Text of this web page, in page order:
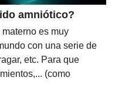
amniótico?
es muy
con una serie de
etc. Para que
(como